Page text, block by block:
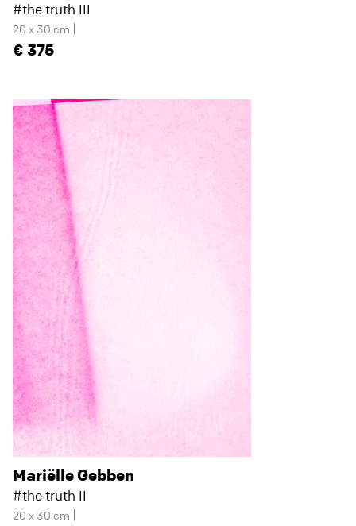
#the truth III
20 x 30 cm
375
Mariëlle Gebben
#the truth II
20 x 30 cm